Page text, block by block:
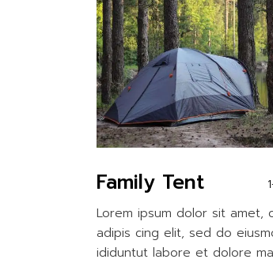
Family Tent
Lorem ipsum dolor sit amet,
adipis cing elit, sed do
ididuntut labore et dolore